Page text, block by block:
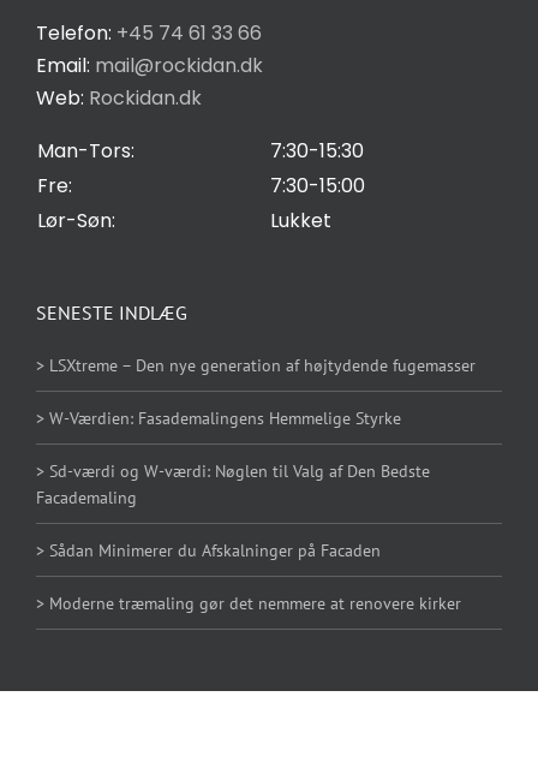
Telefon: +45 74 61 33 66
Email: mail@rockidan.dk
Web: Rockidan.dk
Man-Tors:
7:30-15:30
Fre:
7:30-15:00
Lør-Søn:
Lukket
Privatlivspolitik
Cookie Indstilling
SENESTE INDLÆG
> LSXtreme – Den nye generation af højtydende fugemasser
> W-Værdien: Fasademalingens Hemmelige Styrke
> Sd-værdi og W-værdi: Nøglen til Valg af Den Bedste
Facademaling
> Sådan Minimerer du Afskalninger på Facaden
> Moderne træmaling gør det nemmere at renovere kirker